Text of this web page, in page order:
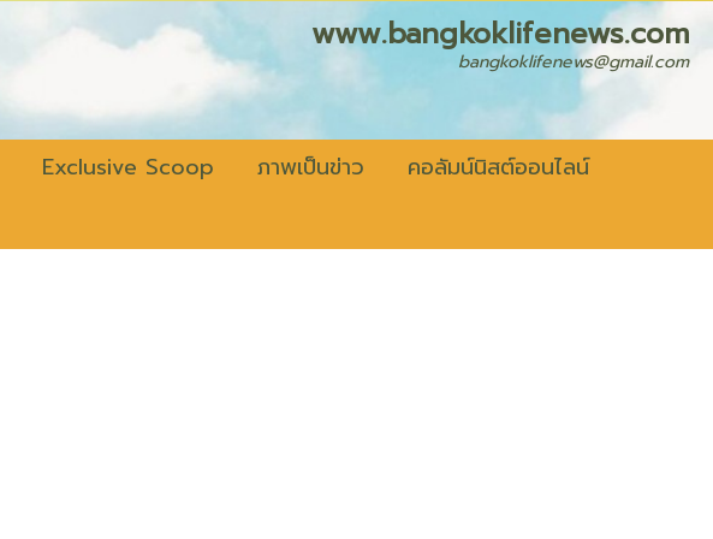
bangkoklifenews@gmail.com
Exclusive Scoop ภาพเป็นข่าว
คอลัมน์นิสต์ออนไลน์